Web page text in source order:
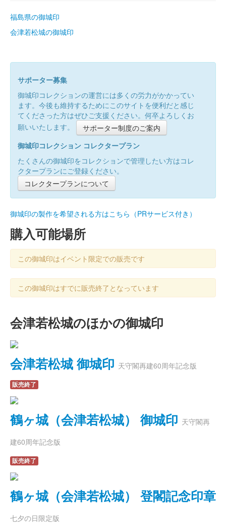
福島県の御城印
会津若松城の御城印
サポーター募集
御城印コレクションの運営には多くの労力がかかってい
ます。今後も維持するためにこのサイトを便利だと感じ
てくださった方はぜひご支援ください。何卒よろしくお
願いいたします。
サポーター制度のご案内
御城印コレクション コレクタープラン
たくさんの御城印をコレクションで管理したい方はコレ
クタープランにご登録ください。
コレクタープランについて
御城印の製作を希望される方はこちら（PRサービス付き）
購入可能場所
この御城印はイベント限定での販売です
この御城印はすでに販売終了となっています
会津若松城のほかの御城印
会津若松城 御城印 天守閣再建60周年記念版
販売終了
鶴ヶ城（会津若松城） 御城印 天守閣再
建60周年記念版
販売終了
鶴ヶ城（会津若松城） 登閣記念印章
七夕の日限定版